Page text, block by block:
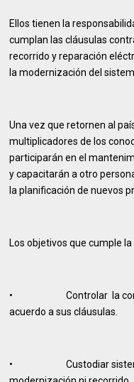
Ellos tienen la
cumplan las cláusulas
recorrido y reparación
la modernización del
Una vez que retornen al
multiplicadores de los
participarán en el
y capacitarán a otro
la planificación de nuevos
Los objetivos que cumple
• Controlar la
acuerdo a sus cláusulas.
• Custodiar sistemas